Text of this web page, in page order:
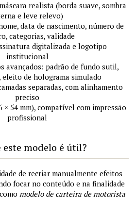
realista (borda suave, sombra
e leve relevo)
data de nascimento, número de
categorias, validade
digitalizada e logotipo
institucional
avançados: padrão de fundo sutil,
efeito de holograma simulado
separadas, com alinhamento
preciso
× 54 mm), compatível com impressão
profissional
este modelo é útil?
de recriar manualmente efeitos
focar no conteúdo e na finalidade
modelo de carteira de motorista